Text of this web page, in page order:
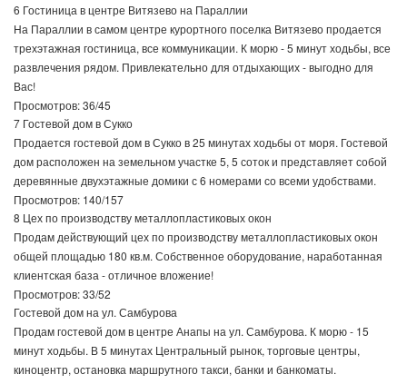
6 Гостиница в центре Витязево на Параллии
На Параллии в самом центре курортного поселка Витязево продается
трехэтажная гостиница, все коммуникации. К морю - 5 минут ходьбы, все
развлечения рядом. Привлекательно для отдыхающих - выгодно для
Вас!
Просмотров: 36/45
7 Гостевой дом в Сукко
Продается гостевой дом в Сукко в 25 минутах ходьбы от моря. Гостевой
дом расположен на земельном участке 5, 5 соток и представляет собой
деревянные двухэтажные домики с 6 номерами со всеми удобствами.
Просмотров: 140/157
8 Цех по производству металлопластиковых окон
Продам действующий цех по производству металлопластиковых окон
общей площадью 180 кв.м. Собственное оборудование, наработанная
клиентская база - отличное вложение!
Просмотров: 33/52
Гостевой дом на ул. Самбурова
Продам гостевой дом в центре Анапы на ул. Самбурова. К морю - 15
минут ходьбы. В 5 минутах Центральный рынок, торговые центры,
киноцентр, остановка маршрутного такси, банки и банкоматы.